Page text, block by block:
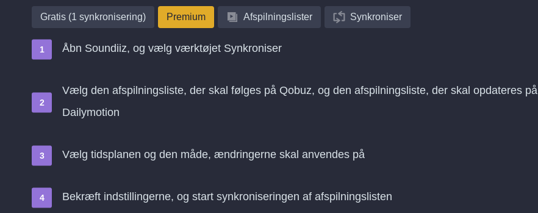
Gratis (1 synkronisering) Premium Afspilningslister Synkroniser
Åbn Soundiiz, og vælg værktøjet Synkroniser
Vælg den afspilningsliste, der skal følges på Qobuz, og den afspilningsliste, der skal opdateres på
Dailymotion
Vælg tidsplanen og den måde, ændringerne skal anvendes på
Bekræft indstillingerne, og start synkroniseringen af afspilningslisten